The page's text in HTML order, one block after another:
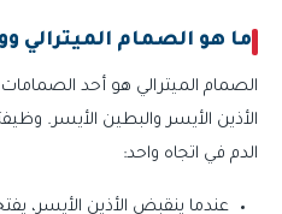
ما هو الصمام الميترالي
الصمام الميترالي هو أحد
الأذين الأيسر والبطين الأيسر.
الدم في اتجاه واحد:
عندما ينقبض الأذين الأيسر،